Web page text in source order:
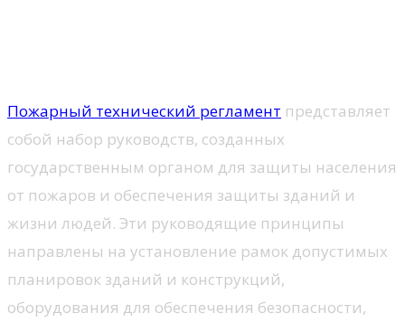
Пожарный технический регламент представляет
собой набор руководств, созданных
государственным органом для защиты населения
от пожаров и обеспечения защиты зданий и
жизни людей. Эти руководящие принципы
направлены на установление рамок допустимых
планировок зданий и конструкций,
оборудования для обеспечения безопасности,